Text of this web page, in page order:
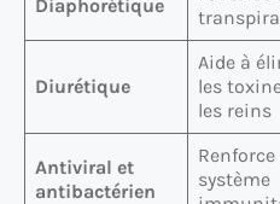
Diaphorétique
Diurétique
Aide à
les
les reins
Antiviral et
antibactérien
Renforce
système